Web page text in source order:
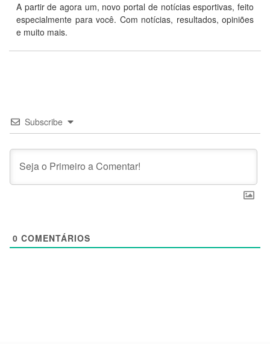
A partir de agora um, novo portal de notícias esportivas, feito
especialmente para você. Com notícias, resultados, opiniões
e muito mais.
Subscribe
0 COMENTÁRIOS